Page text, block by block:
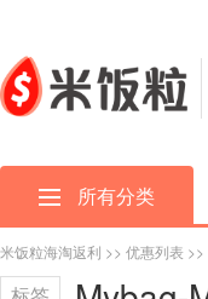
所有分类
米饭粒海淘返利 >> 优惠列表